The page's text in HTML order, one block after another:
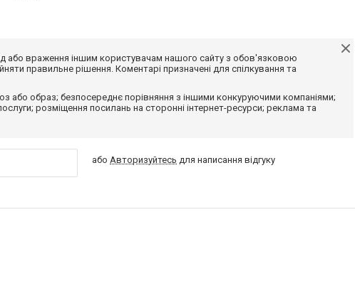
або враження іншим користувачам нашого сайту з обов'язковою
правильне рішення. Коментарі призначені для спілкування та
або образ; безпосереднє порівняння з іншими конкуруючими компаніями;
розміщення посилань на сторонні інтернет-ресурси; реклама та
абоАвторизуйтесь для написання відгуку